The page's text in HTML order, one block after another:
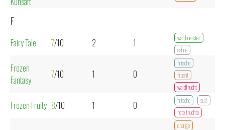
F
Fairy Tale 7/10 2 1
waldmeister
sahne
Frozen
Fantasy
7/10 1 0
frische
frucht
waldfrucht
Frozen Fruity 8/10 1 0 frische
süß
rote früchte
orange